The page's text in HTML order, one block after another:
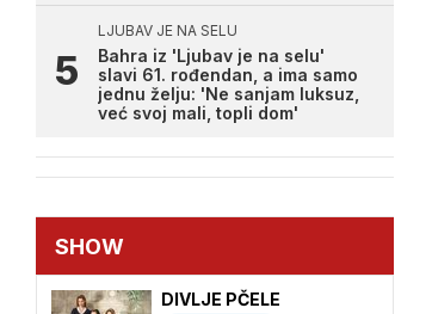
LJUBAV JE NA SELU
Bahra iz 'Ljubav je na selu'
slavi 61. rođendan, a ima samo
jednu želju: 'Ne sanjam luksuz,
već svoj mali, topli dom'
SHOW
DIVLJE PČELE